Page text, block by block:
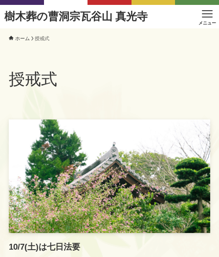
樹木葬の曹洞宗瓦谷山 真光寺
メニュー
ホーム 授戒式
授戒式
10/7(土)は七日法要